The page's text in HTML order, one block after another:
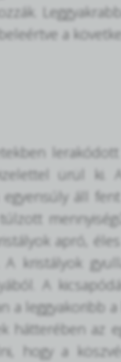
a
ürül ki.
egyensúly áll
apró,
kristályok
A
a leggyakoribb
hátterében az
hogy a